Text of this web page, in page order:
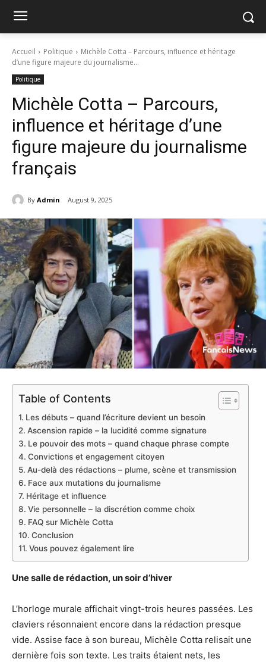
Accueil Politique
Michèle Cotta – Parcours, influence et héritage
d’une figure majeure du journalisme...
Politique
Michèle Cotta – Parcours,
influence et héritage d’une
figure majeure du journalisme
français
By Admin August 9, 2025
Table of Contents
Les débuts – quand l’écriture devient un besoin
Ascension rapide – la lucidité comme signature
Le pouvoir des mots – quand chaque phrase compte
Convictions et engagement citoyen
Au-delà des rédactions – plume, scène et transmission
Face aux mutations du journalisme
Héritage et influence
Vie personnelle – la discrétion comme choix
FAQ sur Michèle Cotta
Conclusion
Vous pouvez également lire
Une salle de rédaction, un soir d’hiver
L’horloge murale affichait vingt-trois heures passées. Les
claviers résonnaient encore dans la rédaction presque
vide. Assise face à son bureau, Michèle Cotta relisait une
dernière fois son texte. Les traits étaient nets, les